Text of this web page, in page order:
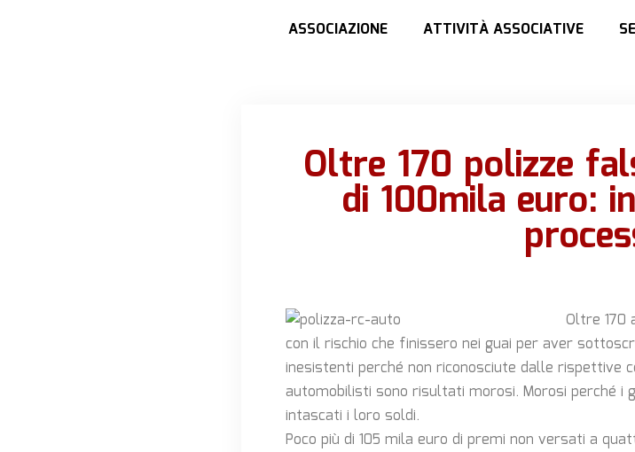
ASSOCIAZIONE ATTIVITÀ ASSOCIATIVE
Oltre 170 polizze
di 100mila euro:
Oltre 170
con il rischio che finissero nei guai per aver
inesistenti perché non riconosciute dalle rispettive
automobilisti sono risultati morosi. Morosi perché i
intascati i loro soldi.
Poco più di 105 mila euro di premi non versati a